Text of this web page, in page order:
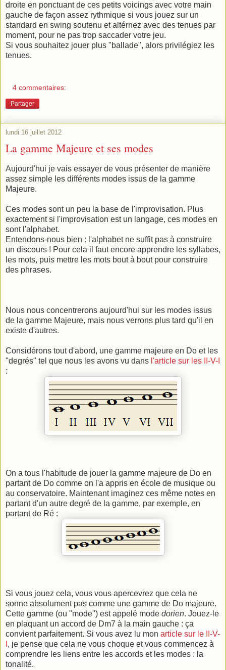
droite en ponctuant de ces petits voicings avec votre main
gauche de façon assez rythmique si vous jouez sur un
standard en swing soutenu et altérnez avec des tenues par
moment, pour ne pas trop saccader votre jeu.
Si vous souhaitez jouer plus "ballade", alors privilégiez les
tenues.
4 commentaires:
Partager
lundi 16 juillet 2012
La gamme Majeure et ses modes
Aujourd'hui je vais essayer de vous présenter de manière
assez simple les différents modes issus de la gamme
Majeure.
Ces modes sont un peu la base de l'improvisation. Plus
exactement si l'improvisation est un langage, ces modes en
sont l'alphabet.
Entendons-nous bien : l'alphabet ne suffit pas à construire
un discours ! Pour cela il faut encore apprendre les syllabes,
les mots, puis mettre les mots bout à bout pour construire
des phrases.
Nous nous concentrerons aujourd'hui sur les modes issus
de la gamme Majeure, mais nous verrons plus tard qu'il en
existe d'autres.
Considérons tout d'abord, une gamme majeure en Do et les
"degrés" tel que nous les avons vu dans l'article sur les II-V-I
:
On a tous l'habitude de jouer la gamme majeure de Do en
partant de Do comme on l'a appris en école de musique ou
au conservatoire. Maintenant imaginez ces même notes en
partant d'un autre degré de la gamme, par exemple, en
partant de Ré :
Si vous jouez cela, vous vous apercevrez que cela ne
sonne absolument pas comme une gamme de Do majeure.
Cette gamme (ou "mode") est appelé mode dorien. Jouez-le
en plaquant un accord de Dm7 à la main gauche : ça
convient parfaitement. Si vous avez lu mon article sur le II-V-
, je pense que cela ne vous choque et vous commencez à
comprendre les liens entre les accords et les modes : la
tonalité.